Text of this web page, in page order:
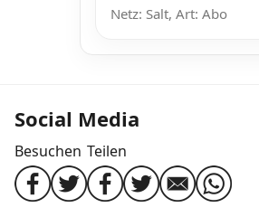
Netz: Salt, Art: Abo
Social Media
Besuchen Teilen